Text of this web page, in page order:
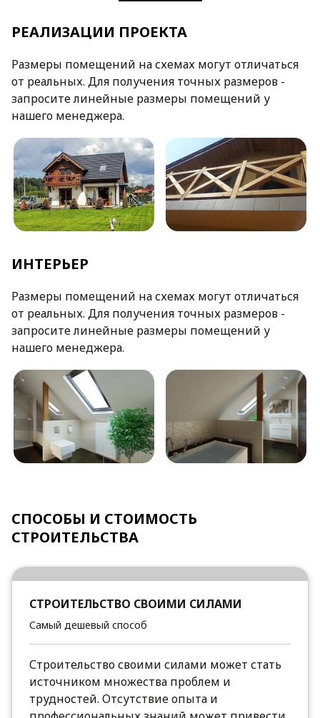
РЕАЛИЗАЦИИ ПРОЕКТА
Размеры помещений на схемах могут отличаться
от реальных. Для получения точных размеров -
запросите линейные размеры помещений у
нашего менеджера.
ИНТЕРЬЕР
Размеры помещений на схемах могут отличаться
от реальных. Для получения точных размеров -
запросите линейные размеры помещений у
нашего менеджера.
СПОСОБЫ И СТОИМОСТЬ
СТРОИТЕЛЬСТВА
СТРОИТЕЛЬСТВО СВОИМИ СИЛАМИ
Самый дешевый способ
Строительство своими силами может стать
источником множества проблем и
трудностей. Отсутствие опыта и